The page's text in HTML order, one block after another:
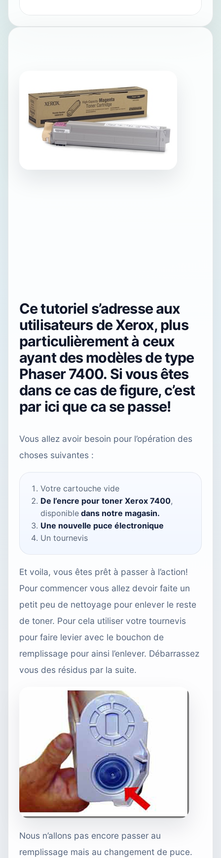
Ce tutoriel s’adresse aux
utilisateurs de Xerox, plus
particulièrement à ceux
ayant des modèles de type
Phaser 7400. Si vous êtes
dans ce cas de figure, c’est
par ici que ca se passe!
Vous allez avoir besoin pour l’opération des
choses suivantes :
Votre cartouche vide
De l’encre pour toner Xerox 7400,
disponible dans notre magasin.
Une nouvelle puce électronique
Un tournevis
Et voila, vous êtes prêt à passer à l’action!
Pour commencer vous allez devoir faite un
petit peu de nettoyage pour enlever le reste
de toner. Pour cela utiliser votre tournevis
pour faire levier avec le bouchon de
remplissage pour ainsi l’enlever. Débarrassez
vous des résidus par la suite.
Nous n’allons pas encore passer au
remplissage mais au changement de puce.